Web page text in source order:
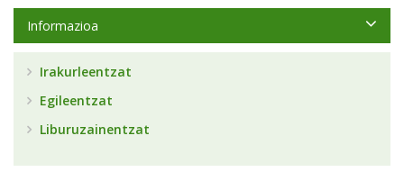
Informazioa
Irakurleentzat
Egileentzat
Liburuzainentzat